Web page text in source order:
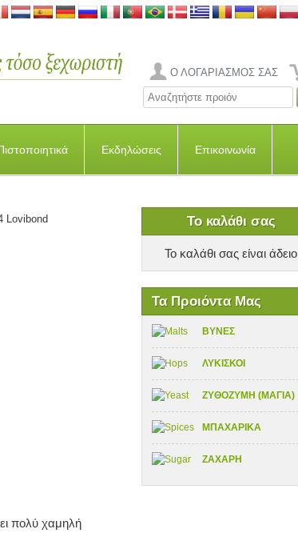
Ο ΛΟΓΑΡΙΑΣΜΟΣ ΣΑΣ
Εκδηλώσεις Επικοινωνία
Το καλάθι σας
Το καλάθι σας είναι άδειο
Τα Προιόντα Μας
ΒΥΝΕΣ
ΛΥΚΙΣΚΟΙ
ΖΥΘΟΖΥΜΗ (ΜΑΓΙΑ)
ΜΠΑΧΑΡΙΚΑ
ΖΑΧΑΡΗ
Lovibond
πολύ χαμηλή